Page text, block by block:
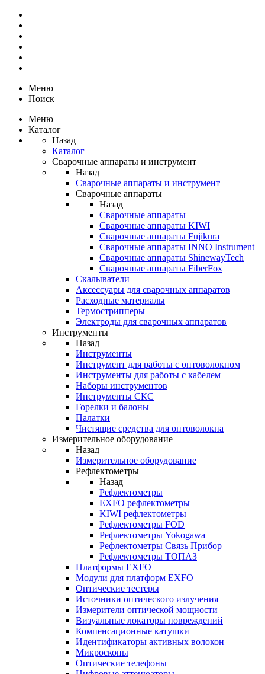
Меню
Поиск
Меню
Каталог
Назад
Каталог
Сварочные аппараты и инструмент
Назад
Сварочные аппараты и инструмент
Сварочные аппараты
Назад
Сварочные аппараты
Сварочные аппараты KIWI
Сварочные аппараты Fujikura
Сварочные аппараты INNO Instrument
Сварочные аппараты ShinewayTech
Cварочные аппараты FiberFox
Скалыватели
Аксессуары для сварочных аппаратов
Расходные материалы
Термострипперы
Электроды для сварочных аппаратов
Инструменты
Назад
Инструменты
Инструмент для работы с оптоволокном
Инструменты для работы с кабелем
Наборы инструментов
Инструменты СКС
Горелки и балоны
Палатки
Чистящие средства для оптоволокна
Измерительное оборудование
Назад
Измерительное оборудование
Рефлектометры
Назад
Рефлектометры
EXFO рефлектометры
KIWI рефлектометры
Рефлектометры FOD
Рефлектометры Yokogawa
Рефлектометры Связь Прибор
Рефлектометры ТОПАЗ
Платформы EXFO
Модули для платформ EXFO
Оптические тестеры
Источники оптического излучения
Измерители оптической мощности
Визуальные локаторы повреждений
Компенсационные катушки
Идентификаторы активных волокон
Микроскопы
Оптические телефоны